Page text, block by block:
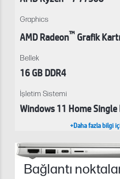
Graphics
AMD Radeon™Grafik Kartı
Bellek
16 GB DDR4
İşletim Sistemi
Windows 11 Home Single
+Daha fazla bilgi
Bağlantı